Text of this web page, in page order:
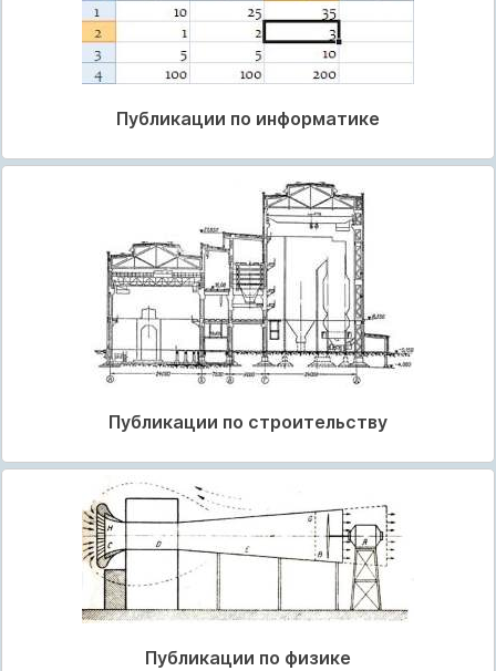
Публикации по информатике
Публикации по строительству
Публикации по физике